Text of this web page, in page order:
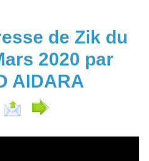
de Zik du
2020 par
AIDARA